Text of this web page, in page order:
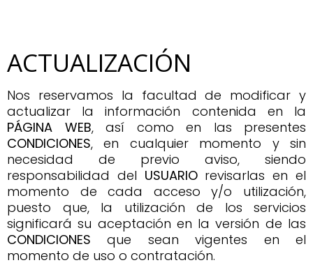
ACTUALIZACIÓN
Nos reservamos la facultad de modificar y
actualizar la información contenida en la
PÁGINA WEB, así como en las presentes
CONDICIONES, en cualquier momento y sin
necesidad de previo aviso, siendo
responsabilidad del USUARIOrevisarlas en el
momento de cada acceso y/o utilización,
puesto que, la utilización de los servicios
significará su aceptación en la versión de las
CONDICIONES que sean vigentes en el
momento de uso o contratación.